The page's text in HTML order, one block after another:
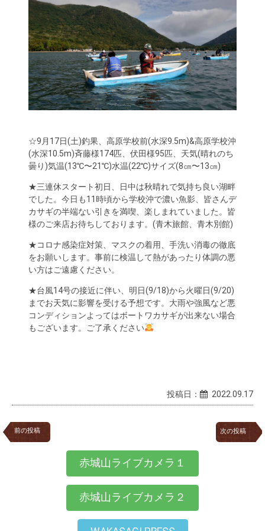
☆9月17日(土)釣果、高原学校前(水深9.5m)&高原学校沖
(水深10.5m)斉藤様174匹、伏田様95匹、天気(晴れのち
曇り)気温(13℃〜21℃)水温(22℃)サイズ(8㎝〜13㎝)
★三連休スタート初日、日中は秋晴れで気持ち良い湖畔
でした。今日も11時頃から学校沖で濃い魚影、皆さんデ
カサギの半端ない引きを満喫、楽しまれていました。皆
様のご来店お待ちしております。(青木旅館、青木別館)
★コロナ感染症対策、マスクの着用、手洗い消毒の徹底
をお願いします。事前に検温して熱があったり体調の悪
い方はご遠慮ください。
★台風14号の接近に伴い、明日(9/18)から火曜日(9/20)
までお天気に影響を受ける予想です。大雨や強風など悪
コンディションよってはボートワカサギが出来ない場合
もございます。ご了承ください
投稿日： 2022.09.17
前の投稿 次の投稿
赤城山ライブカメラ１
赤城山ライブカメラ２